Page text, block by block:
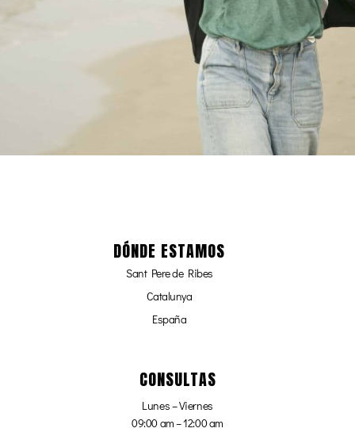
DÓNDE ESTAMOS
Sant Pere de Ribes
Catalunya
España
CONSULTAS
Lunes – Viernes
09:00 am – 12:00 am